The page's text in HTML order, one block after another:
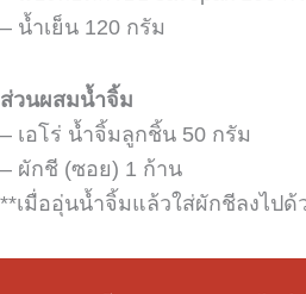
– น้ำเย็น 120 กรัม
ส่วนผสมน้ำจิ้ม
– เอโร่ น้ำจิ้มลูกชิ้น 50 กรัม
– ผักชี (ซอย) 1 ก้าน
**เมื่ออุ่นน้ำจิ้มแล้วใส่ผักชีลงไป